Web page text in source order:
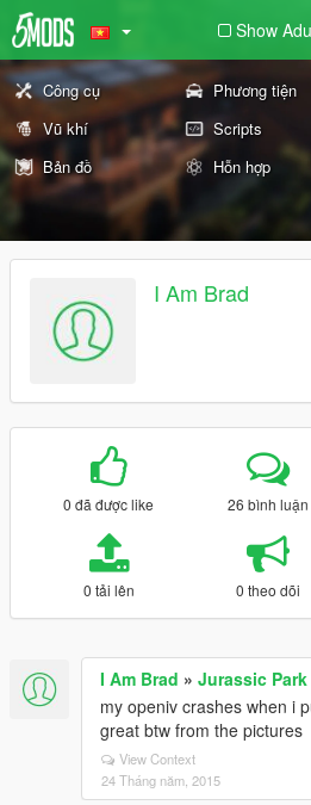
Show
Công cụ Phương tiện
Vũ khí
Scripts
Bản đồ
Hỗn hợp
I Am Brad
0 đã được like 26 bình luận
0 tải lên 0 theo dõi
I Am Brad » Jurassic
my openiv crashes when i
great btw from the pictures
View Context
24 Tháng năm, 2015